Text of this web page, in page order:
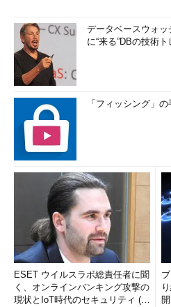
データベースウォ
に“来る”DBの技術
「フィッシング」
ESET ウイルスラボ総責任者に聞
く、オンラインバンキング攻撃の
現状とIoT時代のセキュリティ (1/